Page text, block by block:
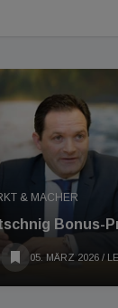
& MACHER
Bonus-
05. MÄRZ 2026 /